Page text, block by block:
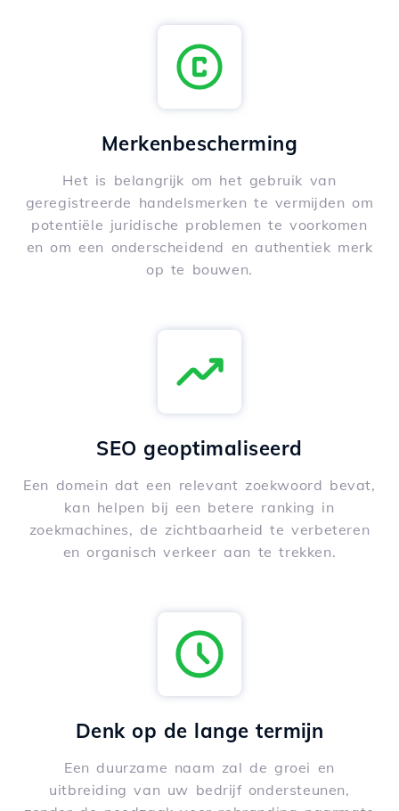
Merkenbescherming
Het is belangrijk om het gebruik van
geregistreerde handelsmerken te vermijden om
potentiële juridische problemen te voorkomen
en om een onderscheidend en authentiek merk
op te bouwen.
SEO geoptimaliseerd
Een domein dat een relevant zoekwoord bevat,
kan helpen bij een betere ranking in
zoekmachines, de zichtbaarheid te verbeteren
en organisch verkeer aan te trekken.
Denk op de lange termijn
Een duurzame naam zal de groei en
uitbreiding van uw bedrijf ondersteunen,